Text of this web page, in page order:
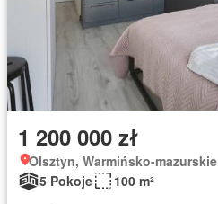
1 200 000 zł
Olsztyn, Warmińsko-mazurskie
5 Pokoje
100 m²